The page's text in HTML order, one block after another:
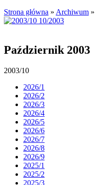
Strona główna » Archiwum »
Październik 2003
2003/10
2026/1
2026/2
2026/3
2026/4
2026/5
2026/6
2026/7
2026/8
2026/9
2025/1
2025/2
2025/3